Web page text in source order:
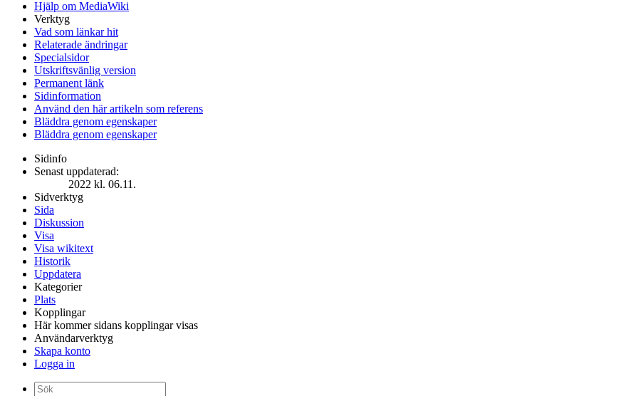
Hjälp om MediaWiki
Verktyg
Vad som länkar hit
Relaterade ändringar
Specialsidor
Utskriftsvänlig version
Permanent länk
Sidinformation
Använd den här artikeln som referens
Bläddra genom egenskaper
Bläddra genom egenskaper
Sidinfo
Senast uppdaterad:
2022 kl. 06.11.
Sidverktyg
Sida
Diskussion
Visa
Visa wikitext
Historik
Uppdatera
Kategorier
Plats
Kopplingar
Här kommer sidans kopplingar visas
Användarverktyg
Skapa konto
Logga in